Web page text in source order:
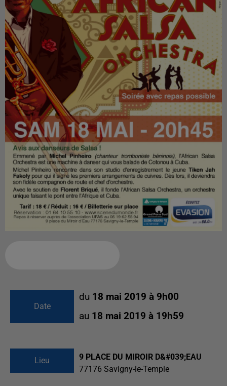
Date
du 18 mai 2019 à 9h00
au 18 mai 2019 à 19h59
Lieu
9 PLACE DU MIROIR D&#039;EAU
77176 Savigny-le-Temple